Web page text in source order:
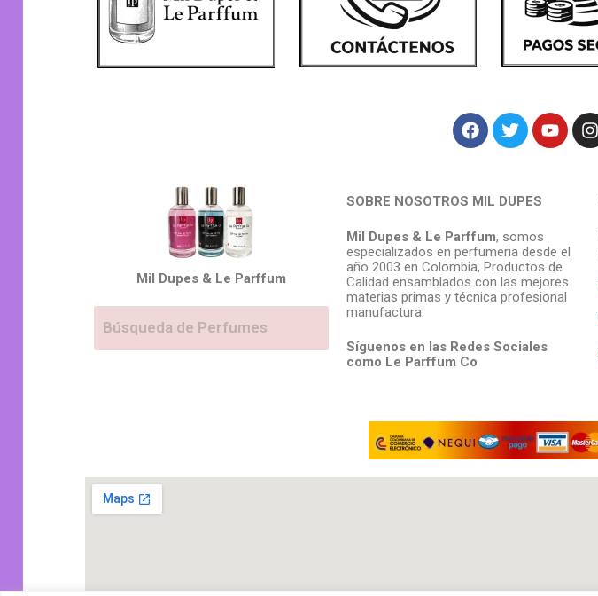
Mil Dupes & Le Parffum
SOBRE NOSOTROS MIL DUPES
Mil Dupes & Le Parffum, somos
especializados en perfumeria desde el
año 2003 en Colombia, Productos de
Calidad ensamblados con las mejores
materias primas y técnica profesional
manufactura.
Síguenos en las Redes Sociales
como Le Parffum Co